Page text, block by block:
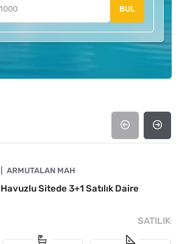
BUL
ARMUTALAN MAH
Sitede 3+1 Satılık Daire
SATILIK₺